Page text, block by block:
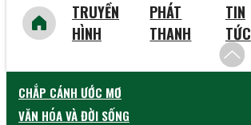
TRUYỀN
HÌNH
PHÁT
THANH
TIN
TỨC
CHẮP CÁNH ƯỚC MƠ
VĂN HÓA VÀ ĐỜI SỐNG